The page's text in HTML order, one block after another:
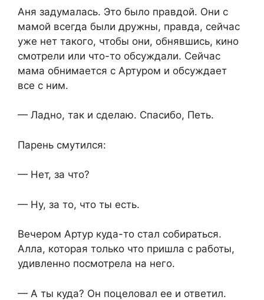
Аня задумалась. Это было правдой. Они с
мамой всегда были дружны, правда, сейчас
уже нет такого, чтобы они, обнявшись, кино
смотрели или что-то обсуждали. Сейчас
мама обнимается с Артуром и обсуждает
все с ним.
— Ладно, так и сделаю. Спасибо, Петь.
Парень смутился:
— Нет, за что?
— Ну, за то, что ты есть.
Вечером Артур куда-то стал собираться.
Алла, которая только что пришла с работы,
удивленно посмотрела на него.
— А ты куда? Он поцеловал ее и ответил.